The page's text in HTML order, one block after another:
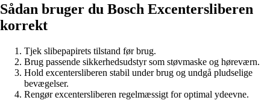
Sådan bruger du Bosch Excentersliberen
korrekt
Tjek slibepapirets tilstand før brug.
Brug passende sikkerhedsudstyr som støvmaske og høreværn.
Hold excentersliberen stabil under brug og undgå pludselige
bevægelser.
Rengør excentersliberen regelmæssigt for optimal ydeevne.